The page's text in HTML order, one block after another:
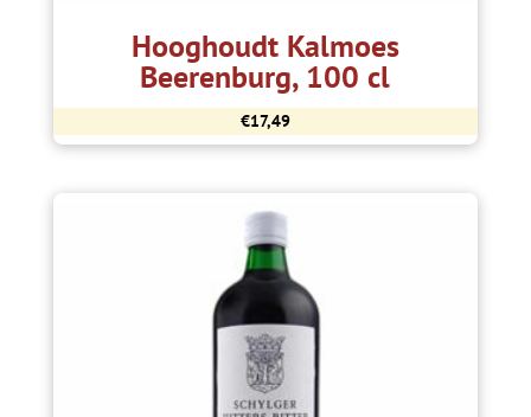
Hooghoudt Kalmoes
Beerenburg, 100 cl
€17,49